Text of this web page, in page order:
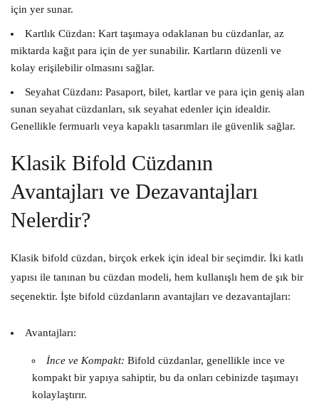
için yer sunar.
Kartlık Cüzdan: Kart taşımaya odaklanan bu cüzdanlar, az
miktarda kağıt para için de yer sunabilir. Kartların düzenli ve
kolay erişilebilir olmasını sağlar.
Seyahat Cüzdanı: Pasaport, bilet, kartlar ve para için geniş alan
sunan seyahat cüzdanları, sık seyahat edenler için idealdir.
Genellikle fermuarlı veya kapaklı tasarımları ile güvenlik sağlar.
Klasik Bifold Cüzdanın
Avantajları ve Dezavantajları
Nelerdir?
Klasik bifold cüzdan, birçok erkek için ideal bir seçimdir. İki katlı
yapısı ile tanınan bu cüzdan modeli, hem kullanışlı hem de şık bir
seçenektir. İşte bifold cüzdanların avantajları ve dezavantajları:
Avantajları:
İnce ve Kompakt: Bifold cüzdanlar, genellikle ince ve
kompakt bir yapıya sahiptir, bu da onları cebinizde taşımayı
kolaylaştırır.